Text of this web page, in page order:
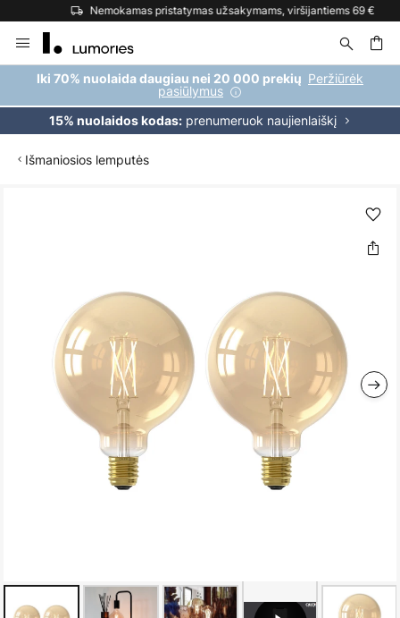
Nemokamas pristatymas užsakymams, viršijantiems 69 €
to
Content
Iki 70% nuolaida daugiau nei 20 000 prekių Peržiūrėk
pasiūlymus
15% nuolaidos kodas:prenumeruok naujienlaiškį
Išmaniosios lemputės